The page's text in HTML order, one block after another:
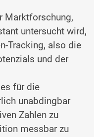
Marktforschung,
untersucht wird,
Tracking, also die
und der
für die
unabdingbar
Zahlen zu
messbar zu